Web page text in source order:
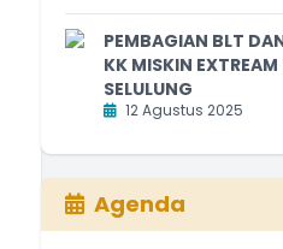
PEMBAGIAN BLT
KK MISKIN
SELULUNG
12 Agustus 2025
Agenda